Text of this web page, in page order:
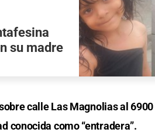
su madre
calle Las Magnolias al
conocida como “entradera”.